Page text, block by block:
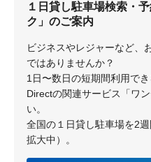
鎌倉
１日貸し駐車場検索・
ク」のご案内
ビジネスやレジャーなど、
ではありませんか？
1日〜数日の短期間利用で
Directの関連サービス「ワ
い。
全国の１日貸し駐車場を2
拡大中）。